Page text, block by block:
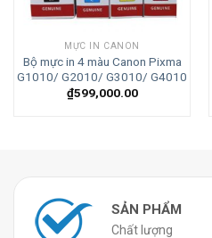
MỰC IN CANON
Bộ mực in 4 màu Canon Pixma
G1010/ G2010/ G3010/ G4010
₫599,000.00
SẢN PHẨM
Chất lượng